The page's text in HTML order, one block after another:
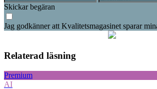
Skickar begäran
Jag godkänner att Kvalitetsmagasinet sparar
Relaterad läsning
Premium
AI